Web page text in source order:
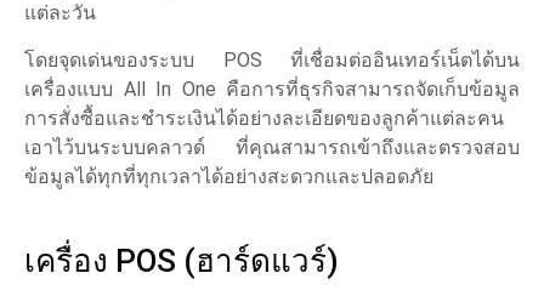
แต่ละวัน
โดยจุดเด่นของระบบ POS ที่เชื่อมต่ออินเทอร์เน็ตได้บน
เครื่องแบบ All In One คือการที่ธุรกิจสามารถจัดเก็บข้อมูล
การสั่งซื้อและชำระเงินได้อย่างละเอียดของลูกค้าแต่ละคน
เอาไว้บนระบบคลาวด์ ที่คุณสามารถเข้าถึงและตรวจสอบ
ข้อมูลได้ทุกที่ทุกเวลาได้อย่างสะดวกและปลอดภัย
เครื่อง POS (ฮาร์ดแวร์)